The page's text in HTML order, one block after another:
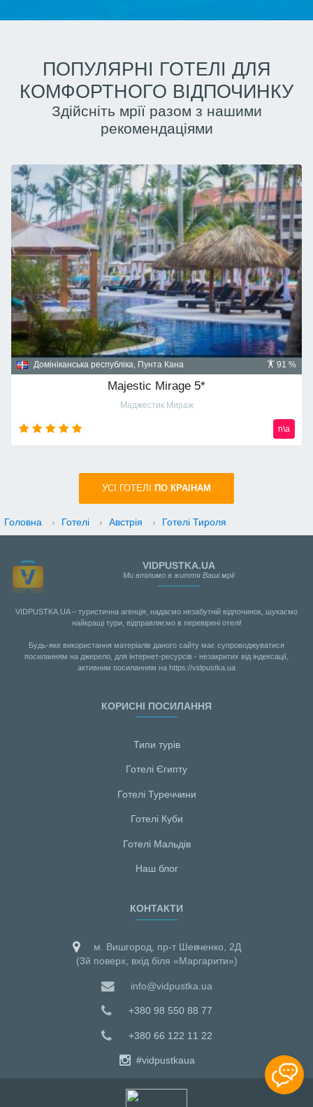
ПОПУЛЯРНІ ГОТЕЛІ ДЛЯ
КОМФОРТНОГО ВІДПОЧИНКУ
Здійсніть мрії разом з нашими
рекомендаціями
91 %
Домініканська республіка, Пунта Кана
Majestic Mirage 5*
Маджестик Мираж
n\a
УСI ГОТЕЛІ ПО КРАIНАМ
Головна › Готелі › Австрія › Готелі Тироля
VIDPUSTKA.UA
Ми втілимо в життя Ваші мрії
VIDPUSTKA.UA – туристична агенція, надаємо незабутній відпочинок, шукаємо
найкращі тури, відправляємо в перевірені отелі!
Будь-яке використання матеріалів даного сайту має супроводжуватися
посиланням на джерело, для інтернет-ресурсів - незакритих від індексації,
активним посиланням на https://vidpustka.ua
КОРИСНІ ПОСИЛАННЯ
Типи турів
Готелі Єгипту
Готелі Туреччини
Готелі Куби
Готелі Мальдiв
Наш блог
КОНТАКТИ
м. Вишгород, пр-т Шевченко, 2Д
(3й поверх, вхід біля «Маргарити»)
info@vidpustka.ua
+380 98 550 88 77
+380 66 122 11 22
#vidpustkaua